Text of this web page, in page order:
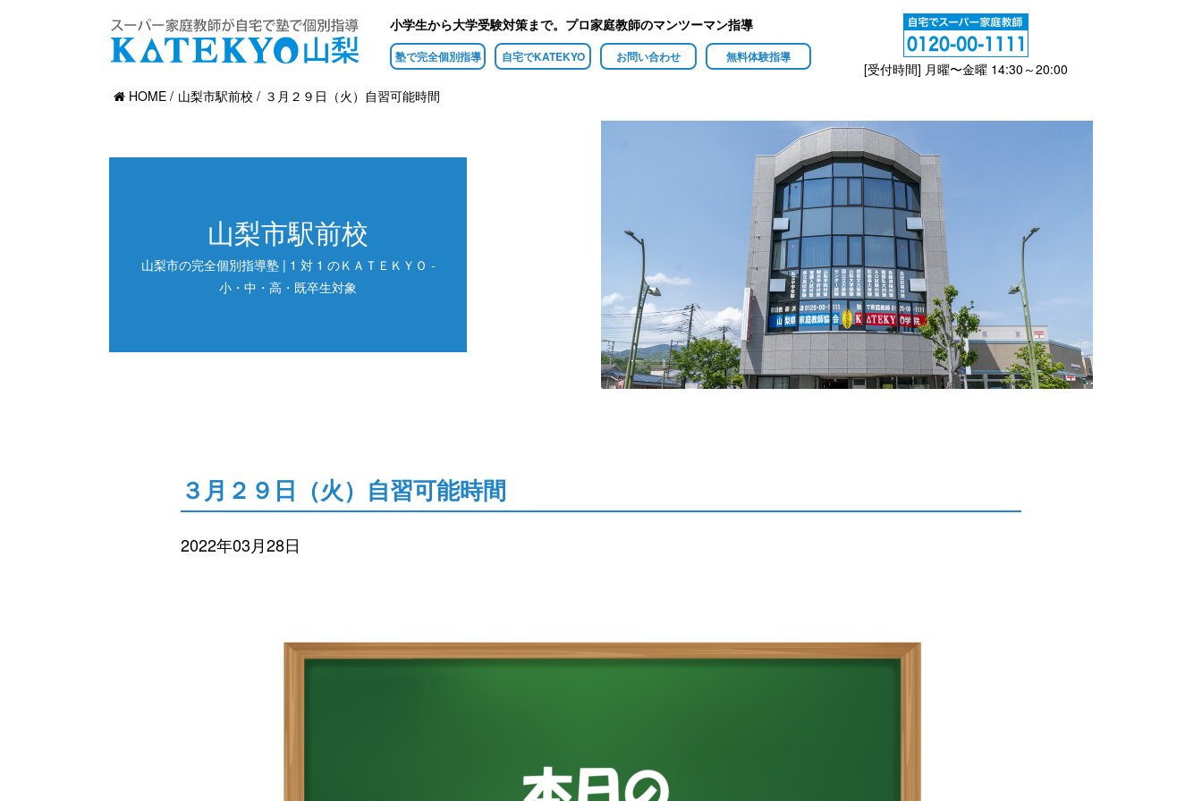
小学生から大学受験対策まで。プロ家庭教師のマンツーマン指導
塾で完全個別指導 自宅でKATEKYO お問い合わせ 無料体験指導
[受付時間] 月曜〜金曜 14:30～20:00
HOME
山梨市駅前校 ３月２９日（火）自習可能時間
山梨市駅前校
山梨市の完全個別指導塾 | 1 対 1 のＫＡＴＥＫＹＯ -
小・中・高・既卒生対象
３月２９日（火）自習可能時間
2022年03月28日